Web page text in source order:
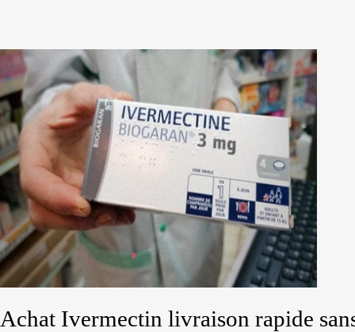
Achat Ivermectin livraison rapide